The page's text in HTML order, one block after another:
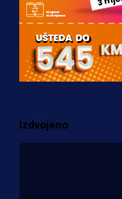
2 sedmica 3 dan
Reprezentacije
Bio je
BiH, a sada
prvenstva!
Više vijesti
Izdvojeno